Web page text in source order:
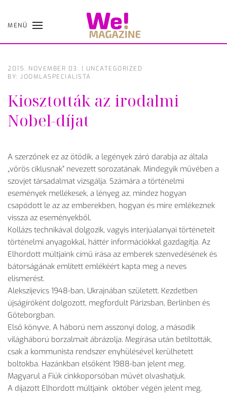
Skip
MENÜ
2015. NOVEMBER 03. | UNCATEGORIZED
BY: JOOMLASPECIALISTA
Kiosztották az irodalmi
Nobel-díjat
A szerzőnek ez az ötödik, a legények záró darabja az általa
„vörös ciklusnak” nevezett sorozatának. Mindegyik művében a
szovjet társadalmat vizsgálja. Számára a történelmi
események mellékesek, a lényeg az, mindez hogyan
csapódott le az az emberekben, hogyan és mire emlékeznek
vissza az eseményekből.
Kollázs technikával dolgozik, vagyis interjúalanyai történeteit
történelmi anyagokkal, háttér információkkal gazdagítja. Az
Elhordott múltjaink című írása az emberek szenvedésének és
bátorságának említett emlékéért kapta meg a neves
elismerést.
Alekszijevics 1948-ban, Ukrajnában született. Kezdetben
újságíróként dolgozott, megfordult Párizsban, Berlinben és
Göteborgban.
Első könyve, A háború nem asszonyi dolog, a második
világháború borzalmait ábrázolja. Megírása után betiltották,
csak a kommunista rendszer enyhülésével kerülhetett
boltokba. Hazánkban elsőként 1988-ban jelent meg.
Magyarul a Fiúk cinkkoporsóban művét olvashatjuk.
A díjazott Elhordott múltjaink október végén jelent meg.